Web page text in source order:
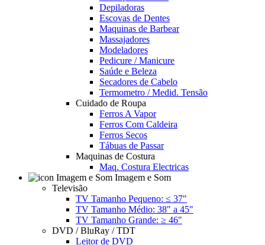
Depiladoras
Escovas de Dentes
Maquinas de Barbear
Massajadores
Modeladores
Pedicure / Manicure
Saúde e Beleza
Secadores de Cabelo
Termometro / Medid. Tensão
Cuidado de Roupa
Ferros A Vapor
Ferros Com Caldeira
Ferros Secos
Tábuas de Passar
Maquinas de Costura
Maq. Costura Electricas
Imagem e Som
Televisão
TV Tamanho Pequeno: ≤ 37"
TV Tamanho Médio: 38" a 45"
TV Tamanho Grande: ≥ 46"
DVD / BluRay / TDT
Leitor de DVD